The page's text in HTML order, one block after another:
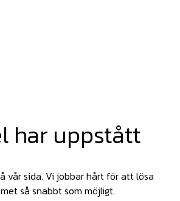
har uppstått
vår sida. Vi jobbar hårt för att lösa
så snabbt som möjligt.